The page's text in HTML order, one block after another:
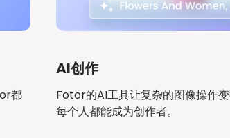
都
AI创作
Fotor的AI工具让复杂的图像操作
每个人都能成为创作者。